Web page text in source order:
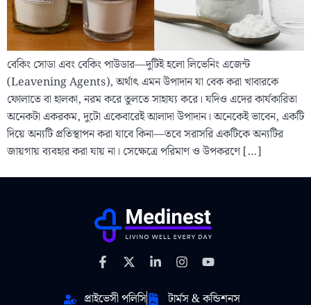
বেকিং সোডা এবং বেকিং পাউডার—দুটিই হলো লিভেনিং এজেন্ট
(Leavening Agents), অর্থাৎ এমন উপাদান যা বেক করা খাবারকে
ফোলাতে বা হালকা, নরম করে তুলতে সাহায্য করে। যদিও এদের কার্যকারিতা
অনেকটা একরকম, দুটো একেবারেই আলাদা উপাদান। অনেকেই ভাবেন, একটি
দিয়ে অন্যটি প্রতিস্থাপন করা যাবে কিনা—তবে সরাসরি একটিকে অন্যটির
জায়গায় ব্যবহার করা যায় না। সেক্ষেত্রে পরিমাণ ও উপকরণে […]
প্রাইভেসী পলিসি টার্মস & কন্ডিশনস